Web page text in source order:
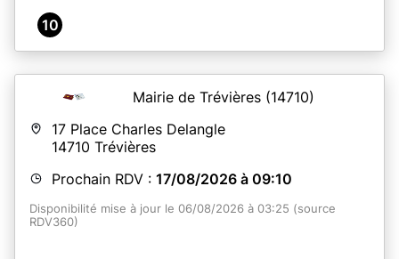
10
Mairie de Trévières (14710)
17 Place Charles Delangle
14710 Trévières
Prochain RDV : 17/08/2026 à 09:10
Disponibilité mise à jour le 06/08/2026 à 03:25 (source
RDV360)